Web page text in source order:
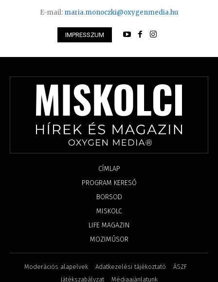
E-mail: maria.monoczki@oxygenmedia.hu
IMPRESSZUM
CÍMLAP
PROGRAM KERESŐ
BORSOD
MISKOLC
LIFE MAGAZIN
MOZIMŰSOR
Moderációs alapelvek Adatkezelési tájékoztató
ÁSZF
Játékszabályzat
Médiaajánlatunk